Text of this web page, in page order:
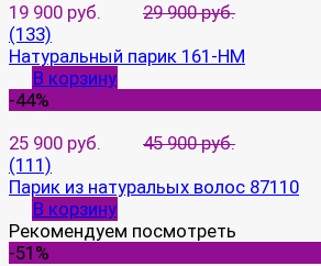
19 900 руб.
29 900 руб.
(133)
Натуральный парик 161-HM
В корзину
-44%
25 900 руб.
45 900 руб.
(111)
Парик из натуральых волос 87110
В корзину
Рекомендуем посмотреть
-51%